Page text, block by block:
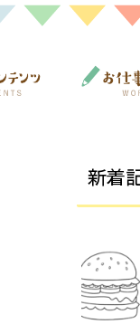
新着